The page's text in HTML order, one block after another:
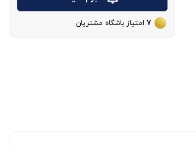
7 امتیاز باشگاه مشتریان